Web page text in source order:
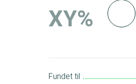
XY%
Fundet til